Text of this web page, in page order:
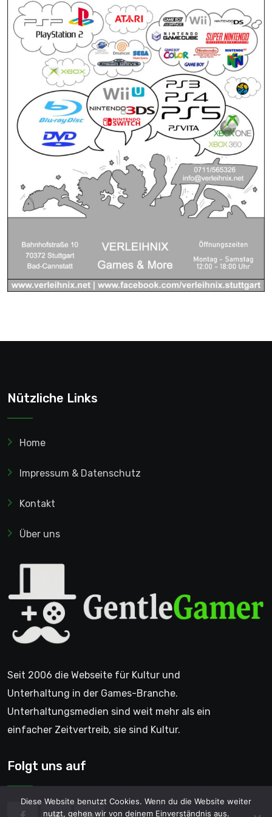
Nützliche Links
Home
Impressum & Datenschutz
Kontakt
Über uns
Seit 2006 die Webseite für Kultur und
Unterhaltung in der Games-Branche.
Unterhaltungsmedien sind weit mehr als ein
einfacher Zeitvertreib, sie sind Kultur.
Folgt uns auf
Diese Website benutzt Cookies. Wenn du die Website weiter
nutzt, gehen wir von deinem Einverständnis aus.